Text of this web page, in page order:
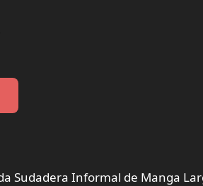
Sudadera Informal de Manga